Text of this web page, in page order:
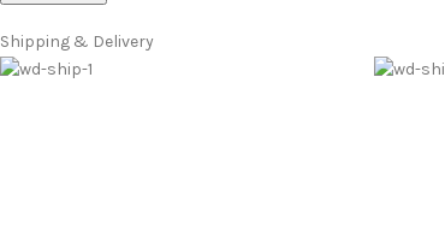
Shipping & Delivery